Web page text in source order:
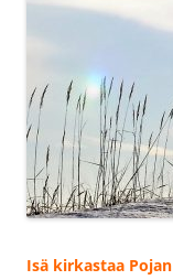
Isä kirkastaa Pojan